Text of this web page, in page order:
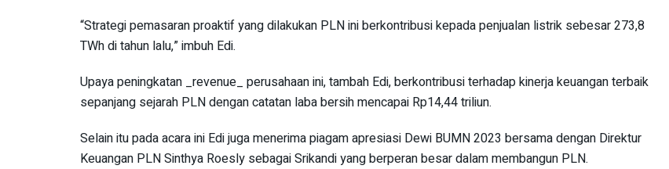
“Strategi pemasaran proaktif yang dilakukan PLN ini berkontribusi kepada penjualan listrik sebesar 273,8
TWh di tahun lalu,” imbuh Edi.
Upaya peningkatan _revenue_ perusahaan ini, tambah Edi, berkontribusi terhadap kinerja keuangan terbaik
sepanjang sejarah PLN dengan catatan laba bersih mencapai Rp14,44 triliun.
Selain itu pada acara ini Edi juga menerima piagam apresiasi Dewi BUMN 2023 bersama dengan Direktur
Keuangan PLN Sinthya Roesly sebagai Srikandi yang berperan besar dalam membangun PLN.